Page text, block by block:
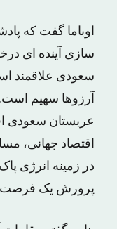
اوباما گفت که
سازی آینده ای
سعودی علاقمند
آرزوها سهیم است.
عربستان سعودی
اقتصاد جهانی،
در زمینه انرژی
پرورش یک